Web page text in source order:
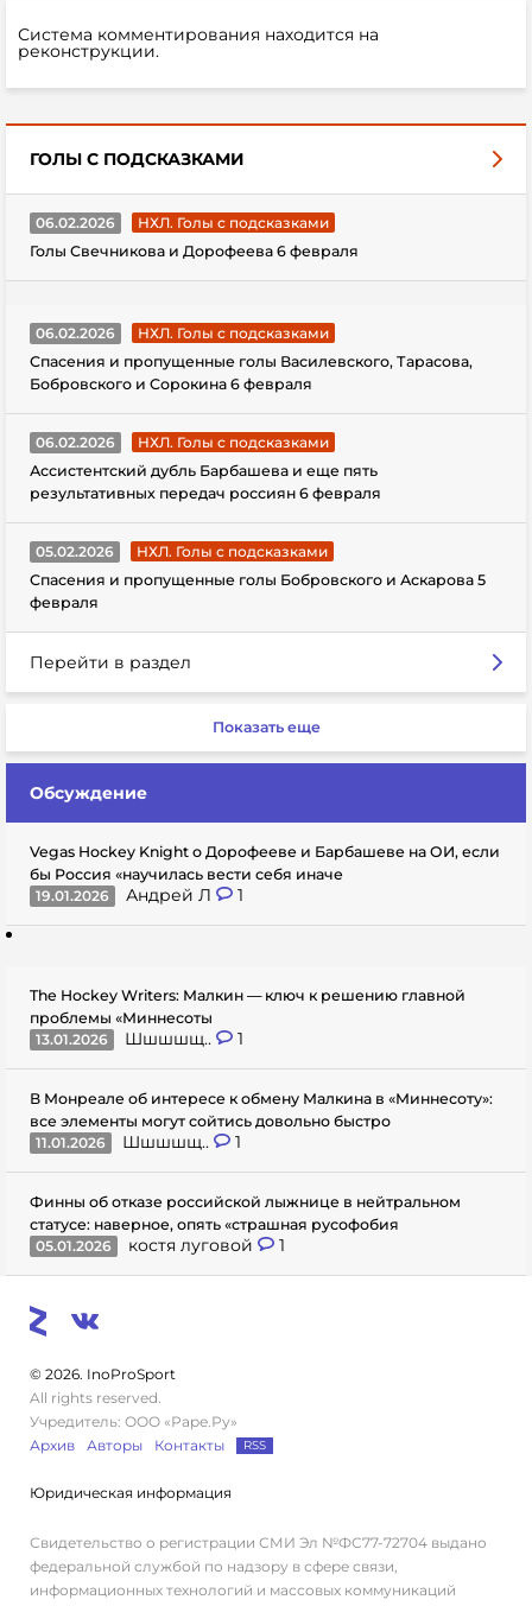
Система комментирования находится на
реконструкции.
ГОЛЫ С ПОДСКАЗКАМИ
06.02.2026
НХЛ. Голы с подсказками
Голы Свечникова и Дорофеева 6 февраля
06.02.2026
НХЛ. Голы с подсказками
Спасения и пропущенные голы Василевского, Тарасова,
Бобровского и Сорокина 6 февраля
06.02.2026
НХЛ. Голы с подсказками
Ассистентский дубль Барбашева и еще пять
результативных передач россиян 6 февраля
05.02.2026
НХЛ. Голы с подсказками
Спасения и пропущенные голы Бобровского и Аскарова 5
февраля
Перейти в раздел
Показать еще
Обсуждение
Vegas Hockey Knight о Дорофееве и Барбашеве на ОИ, если
бы Россия «научилась вести себя иначе
19.01.2026
Андрей Л 1
The Hockey Writers: Малкин — ключ к решению главной
проблемы «Миннесоты
13.01.2026
Шшшшщ.. 1
В Монреале об интересе к обмену Малкина в «Миннесоту»:
все элементы могут сойтись довольно быстро
11.01.2026
Шшшшщ.. 1
Финны об отказе российской лыжнице в нейтральном
статусе: наверное, опять «страшная русофобия
05.01.2026
костя луговой 1
© 2026. InoProSport
All rights reserved.
Учредитель: ООО «Раре.Ру»
Архив
Авторы Контакты RSS
Юридическая информация
Свидетельство о регистрации СМИ Эл №ФС77-72704 выдано
федеральной службой по надзору в сфере связи,
информационных технологий и массовых коммуникаций